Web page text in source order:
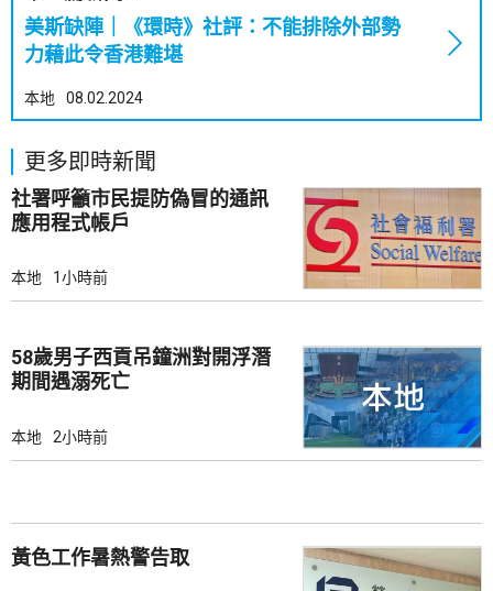
美斯缺陣｜《環時》社評：不能排除外部勢
力藉此令香港難堪
本地 08.02.2024
更多即時新聞
社署呼籲市民提防偽冒的通訊
應用程式帳戶
本地 1小時前
58歲男子西貢吊鐘洲對開浮潛
期間遇溺死亡
本地 2小時前
黃色工作暑熱警告取